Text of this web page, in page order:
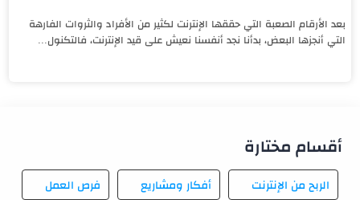
بعد الأرقام الصعبة التي حققها الإنترنت لكثير من الأفراد والثروات الفارهة
التي أنجزها البعض، بدأنا نجد أنفسنا نعيش على قيد الإنترنت، فالتكنول...
أقسام مختارة
الربح من الإنترنت أفكار ومشاريع فرص العمل